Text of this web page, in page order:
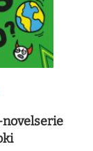
novelserie